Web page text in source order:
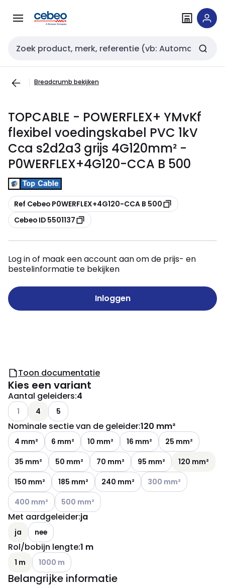
naar
naar
Zoekveld invoer
Breadcrumb bekijken
TOPCABLE - POWERFLEX+ YMvKf
flexibel voedingskabel PVC 1kV
Cca s2d2a3 grijs 4G120mm² -
P0WERFLEX+4G120-CCA B 500
Kopiëren
Ref Cebeo P0WERFLEX+4G120-CCA B 500
Kopiëren
Cebeo ID 5501137
Log in of maak een account aan om de prijs- en
bestelinformatie te bekijken
Inloggen
Toon documentatie
Kies een variant
Aantal geleiders:4
Andere varianten (Huidige combinatie niet mogelijk)
1 4 5
Nominale sectie van de geleider:120 mm²
4 mm² 6 mm² 10 mm² 16 mm²
25 mm²
35 mm²
50 mm² 70 mm² 95 mm²
120 mm²
150 mm²
185 mm² 240 mm² Andere varianten
300 mm²
Andere varianten (Huidige combinatie niet mogelijk)
400 mm² Andere varianten (Huidige combinatie niet
500 mm²
Met aardgeleider:ja
ja nee
Rol/bobijn lengte:1 m
1 m Andere varianten (Huidige combinatie niet mogelijk)
1000 m
Belangrijke informatie